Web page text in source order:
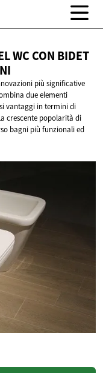
WC CON BIDET
più significative
due elementi
vantaggi in termini di
crescente popolarità di
bagni più funzionali ed